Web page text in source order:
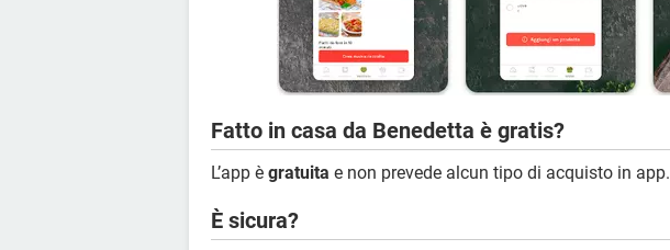
Fatto in casa da Benedetta è gratis?
L’app è gratuita e non prevede alcun tipo di acquisto in app.
È sicura?